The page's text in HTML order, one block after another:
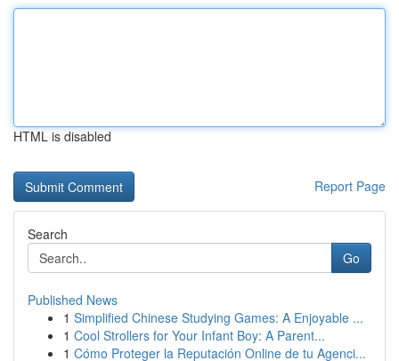
HTML is disabled
Report Page
Search
Go
Published News
1 Simplified Chinese Studying Games: A Enjoyable ...
1 Cool Strollers for Your Infant Boy: A Parent...
1 Cómo Proteger la Reputación Online de tu Agenci...